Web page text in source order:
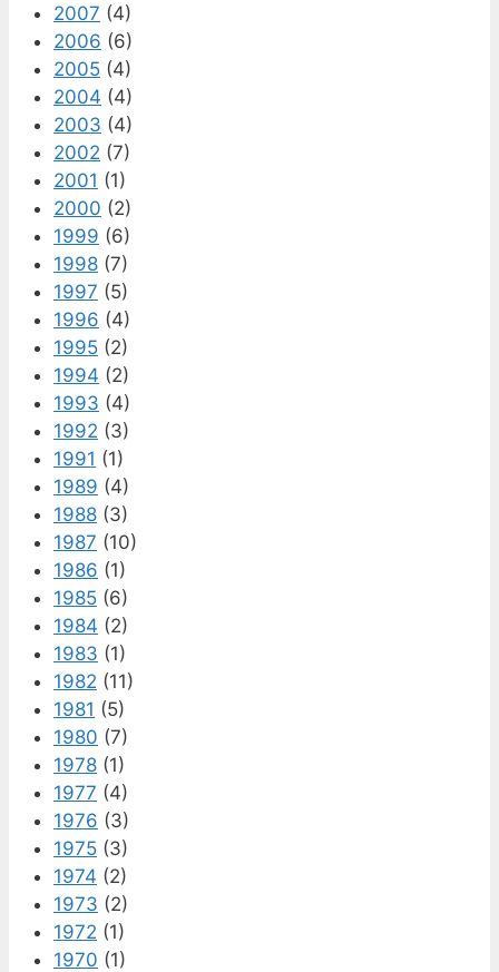
2007 (4)
2006 (6)
2005 (4)
2004 (4)
2003 (4)
2002 (7)
2001 (1)
2000 (2)
1999 (6)
1998 (7)
1997 (5)
1996 (4)
1995 (2)
1994 (2)
1993 (4)
1992 (3)
1991 (1)
1989 (4)
1988 (3)
1987 (10)
1986 (1)
1985 (6)
1984 (2)
1983 (1)
1982 (11)
1981 (5)
1980 (7)
1978 (1)
1977 (4)
1976 (3)
1975 (3)
1974 (2)
1973 (2)
1972 (1)
1970 (1)